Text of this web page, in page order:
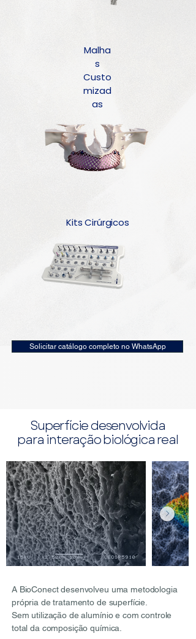
Solicitar catálogo completo no WhatsApp
Kits Cirúrgicos
Malha
s
Custo
mizad
as
Superfície desenvolvida
para interação biológica real
A BioConect desenvolveu uma metodologia
própria de tratamento de superfície.
Sem utilização de alumínio e com controle
total da composição química.